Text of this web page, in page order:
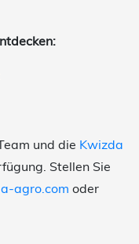
und die Kwizda
Stellen Sie
agro.com oder